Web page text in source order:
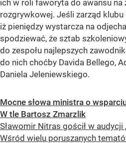
ich w roli faworyta do awansu na
rozgrywkowej. Jeśli zarząd klubu
iż pieniędzy wystarcza na
spodziewać, że sztab
do zespołu najlepszych
do nich choćby Davida Bellego,
Daniela Jeleniewskiego.
Mocne słowa ministra o
W tle Bartosz Zmarzlik
Sławomir Nitras gościł w audycji
Wśród wielu poruszanych